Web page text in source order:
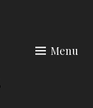
Menu